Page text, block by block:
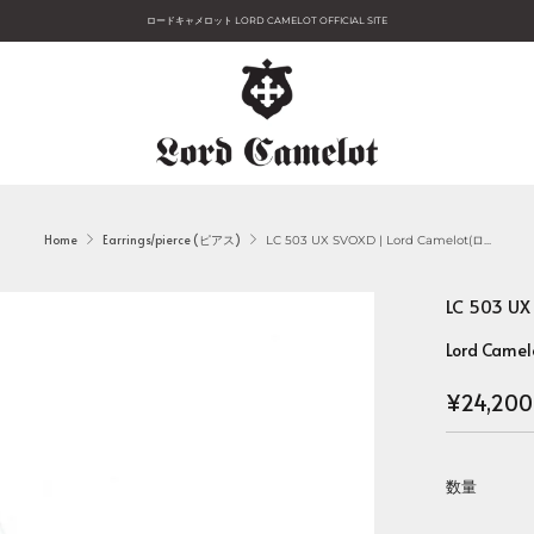
ロードキャメロット LORD CAMELOT OFFICIAL SITE
Home Earrings/pierce (ピアス) LC 503 UX SVOXD | Lord Camelot(ロ...
LC 503
Lord
Regular
price
¥24,200
数量